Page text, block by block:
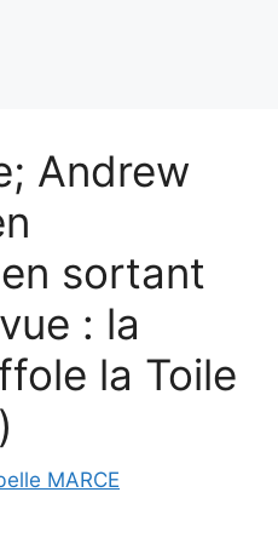
Andrew
sortant
: la
la Toile
MARCE